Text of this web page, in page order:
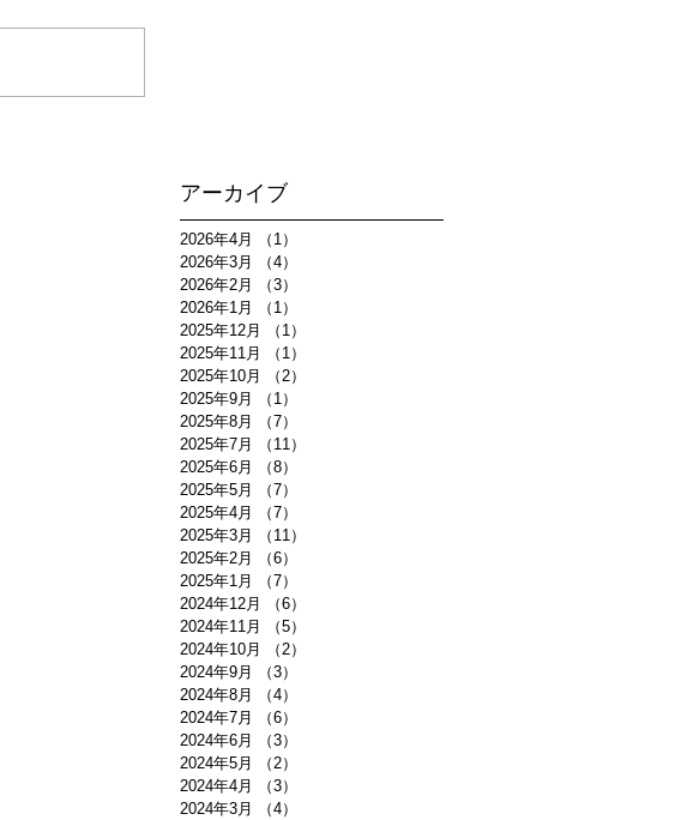
アーカイブ
2026年4月 （1）
2026年3月
（4）
2026年2月
（3）
2026年1月
（1）
2025年12月
（1）
2025年11月
（1）
2025年10月
（2）
2025年9月
（1）
2025年8月
（7）
2025年7月
（11）
2025年6月
（8）
2025年5月
（7）
2025年4月
（7）
2025年3月
（11）
2025年2月
（6）
2025年1月
（7）
2024年12月
（6）
2024年11月
（5）
2024年10月
（2）
2024年9月
（3）
2024年8月
（4）
2024年7月
（6）
2024年6月
（3）
2024年5月
（2）
2024年4月
（3）
2024年3月
（4）